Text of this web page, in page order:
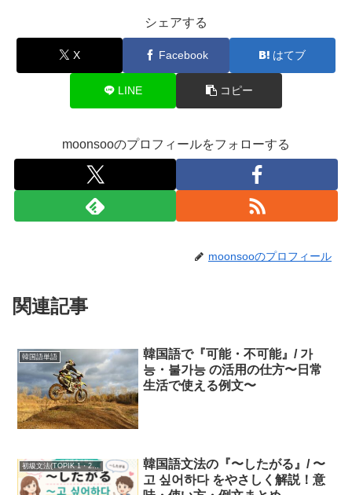
シェアする
X Facebook はてブ
LINE コピー
moonsooのプロフィールをフォローする
moonsooのプロフィール
関連記事
韓国語単語
韓国語で『可能・不可能』/ 가
능・불가능 の活用の仕方〜日常
生活で使える例文〜
初級文法(TOPIK 1・2級)
韓国語文法の『〜したがる』/ 〜
고 싶어하다 をやさしく解説！意